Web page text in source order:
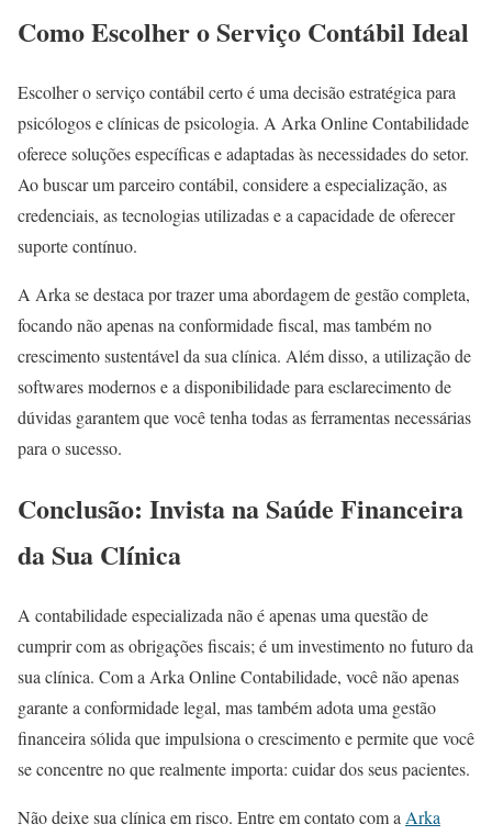
Como Escolher o Serviço Contábil Ideal
Escolher o serviço contábil certo é uma decisão estratégica para
psicólogos e clínicas de psicologia. A Arka Online Contabilidade
oferece soluções específicas e adaptadas às necessidades do setor.
Ao buscar um parceiro contábil, considere a especialização, as
credenciais, as tecnologias utilizadas e a capacidade de oferecer
suporte contínuo.
A Arka se destaca por trazer uma abordagem de gestão completa,
focando não apenas na conformidade fiscal, mas também no
crescimento sustentável da sua clínica. Além disso, a utilização de
softwares modernos e a disponibilidade para esclarecimento de
dúvidas garantem que você tenha todas as ferramentas necessárias
para o sucesso.
Conclusão: Invista na Saúde Financeira
da Sua Clínica
A contabilidade especializada não é apenas uma questão de
cumprir com as obrigações fiscais; é um investimento no futuro da
sua clínica. Com a Arka Online Contabilidade, você não apenas
garante a conformidade legal, mas também adota uma gestão
financeira sólida que impulsiona o crescimento e permite que você
se concentre no que realmente importa: cuidar dos seus pacientes.
Não deixe sua clínica em risco. Entre em contato com a Arka